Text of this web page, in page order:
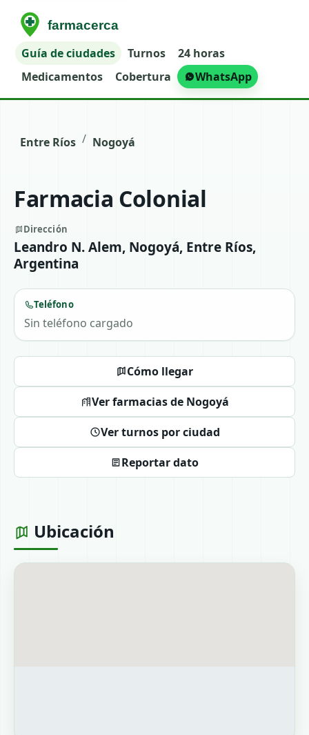
Guía de ciudades Turnos
24 horas
Medicamentos
Cobertura WhatsApp
Entre Ríos / Nogoyá
Farmacia Colonial
Dirección
Leandro N. Alem, Nogoyá, Entre Ríos,
Argentina
Teléfono
Sin teléfono cargado
Cómo llegar
Ver farmacias de Nogoyá
Ver turnos por ciudad
Reportar dato
Ubicación